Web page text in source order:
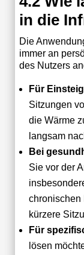
in die
Die
immer an
des Nutzers
Für
Sitzungen
die Wärme
langsam
Bei
Sie vor der
chronischen
kürzere
Für
lösen